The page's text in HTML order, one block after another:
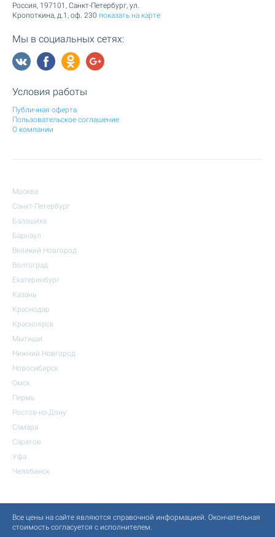
Россия, 197101, Санкт-Петербург, ул.
Кропоткина, д.1, оф. 230 показать на карте
Мы в социальных сетях:
Условия работы
Публичная оферта
Пользовательское соглашение
О компании
Москва
Санкт-Петербург
Балашиха
Барнаул
Великий Новгород
Волгоград
Екатеринбург
Казань
Краснодар
Красноярск
Мытищи
Нижний Новгород
Новосибирск
Омск
Пермь
Ростов-на-Дону
Самара
Саратов
Уфа
Челябинск
Все цены на сайте являются справочной информацией. Окончательная
стоимость согласуется с исполнителем.